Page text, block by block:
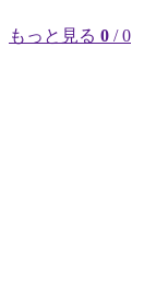
もっと見る 0 / 0